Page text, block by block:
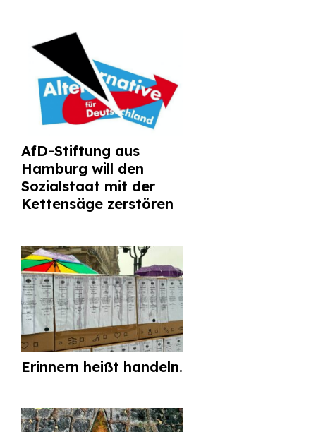
AfD-Stiftung aus
Hamburg will den
Sozialstaat mit der
Kettensäge zerstören
Erinnern heißt handeln.